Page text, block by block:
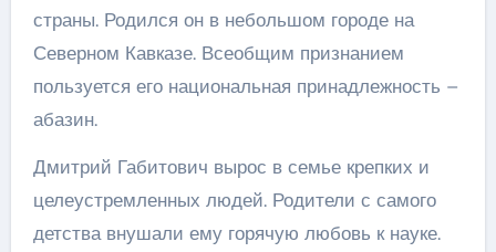
страны. Родился он в небольшом городе на
Северном Кавказе. Всеобщим признанием
пользуется его национальная принадлежность –
абазин.
Дмитрий Габитович вырос в семье крепких и
целеустремленных людей. Родители с самого
детства внушали ему горячую любовь к науке.